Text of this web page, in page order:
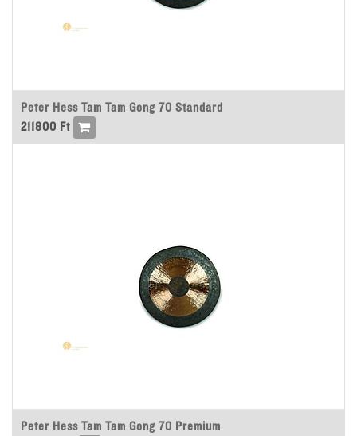
Peter Hess Tam Tam Gong 70 Standard
211800 Ft
Peter Hess Tam Tam Gong 70 Premium